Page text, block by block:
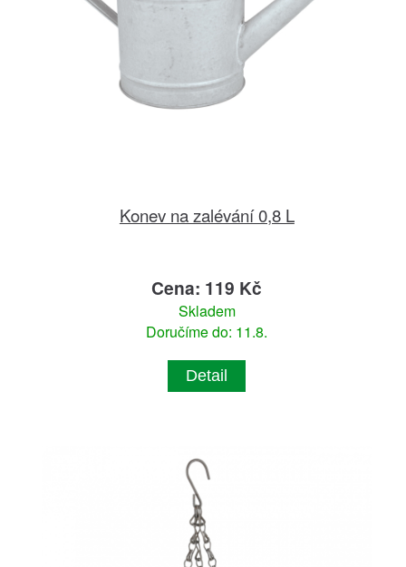
Konev na zalévání 0,8 L
Cena: 119 Kč
Skladem
Doručíme do: 11.8.
Detail